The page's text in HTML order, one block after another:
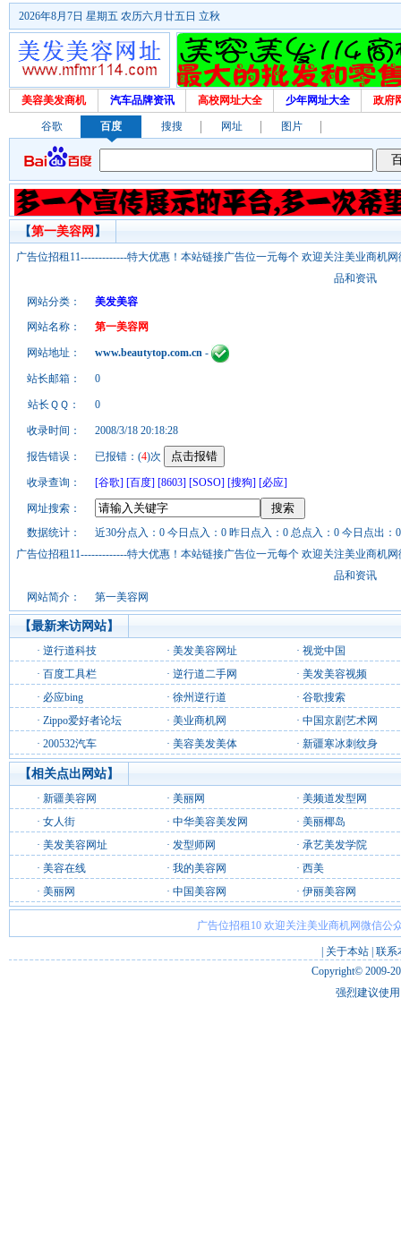
2026年8月7日 星期五 农历六月廿五日 立秋
美容美发商机 汽车品牌资讯 高校网址大全 少年网址大全 政府
谷歌 百度 搜搜 网址 图片
【第一美容网 】
广告位招租11-------------特大优惠！本站链接广告位一元每个 欢迎关注美业商机
品和资讯
网站分类：
美发美容
网站名称：
第一美容网
网站地址： www.beautytop.com.cn -
站长邮箱： 0
站长ＱＱ： 0
收录时间： 2008/3/18 20:18:28
报告错误： 已报错：(4)次
收录查询： [谷歌] [百度] [8603] [SOSO] [搜狗] [必应]
网址搜索：
数据统计：
近30分点入：0 今日点入：0 昨日点入：0 总点入：0 今日点出：
广告位招租11-------------特大优惠！本站链接广告位一元每个 欢迎关注美业商机
品和资讯
网站简介：
第一美容网
【最新来访网站】
· 逆行道科技 · 美发美容网址 · 视觉中国
· 百度工具栏 · 逆行道二手网 · 美发美容视频
· 必应bing · 徐州逆行道 · 谷歌搜索
· Zippo爱好者论坛 · 美业商机网 · 中国京剧艺术网
· 200532汽车 · 美容美发美体 · 新疆寒冰刺纹身
【相关点出网站】
· 新疆美容网 · 美丽网 · 美频道发型网
· 女人街 · 中华美容美发网 · 美丽椰岛
· 美发美容网址 · 发型师网 · 承艺美发学院
· 美容在线 · 我的美容网 · 西美
· 美丽网 · 中国美容网 · 伊丽美容网
广告位招租10 欢迎关注美业商机网微信公
关于本站 联系
Copyright© 2009-
强烈建议使